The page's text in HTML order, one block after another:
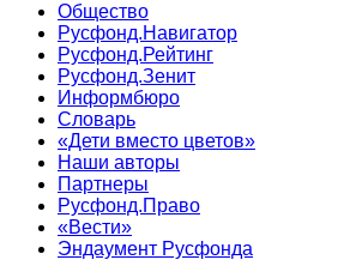
Общество
Русфонд.Навигатор
Русфонд.Рейтинг
Русфонд.Зенит
Информбюро
Словарь
«Дети вместо цветов»
Наши авторы
Партнеры
Русфонд.Право
«Вести»
Эндаумент Русфонда